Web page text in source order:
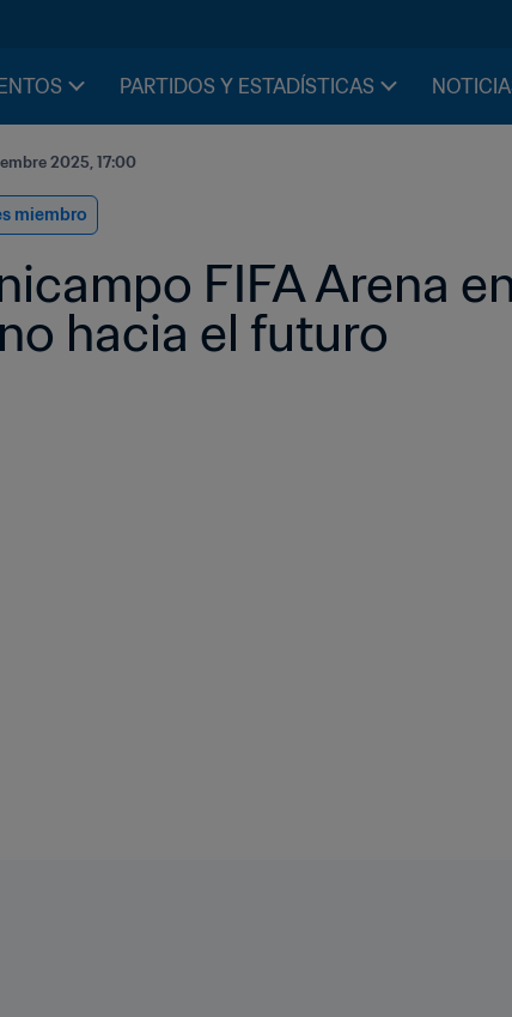
PARTIDOS Y ESTADÍSTICAS
2025, 17:00
miembro
FIFA Arena
hacia el futuro